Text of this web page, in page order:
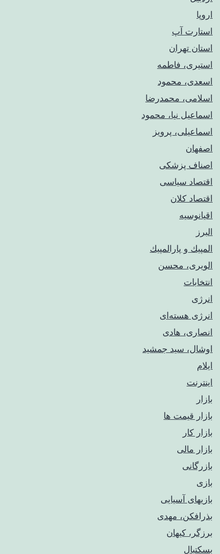
اروپا
استارت آپ
استان تهران
استیری، فاطمه
اسعدی، محمود
اسلامی، محمدرضا
اسماعیل نیا، محمود
اسماعیلی، پرویز
اصفهان
اصناف پزشکی
اقتصاد سیاسی
اقتصاد کلان
اقیانوسیه
البرز
المپيك و پارالمپيك
الویری، محسن
انتخابات
انرژی
انرژی هسته‌ای
انصاری، هادی
اوشال، سید جمشید
ایلام
اینترنت
بازار
بازار قیمت ها
بازار کار
بازار مالی
بازرگانی
بازی
بازیهای آسیایی
بذرافکن، مهدی
برزگر، کیهان
بسکتبال